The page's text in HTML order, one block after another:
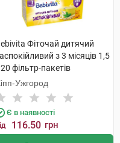
Фіточай дитячий
з 3 місяців 1,5
20 фільтр-пакетів
Ужгород
Є в наявності
116.50 грн